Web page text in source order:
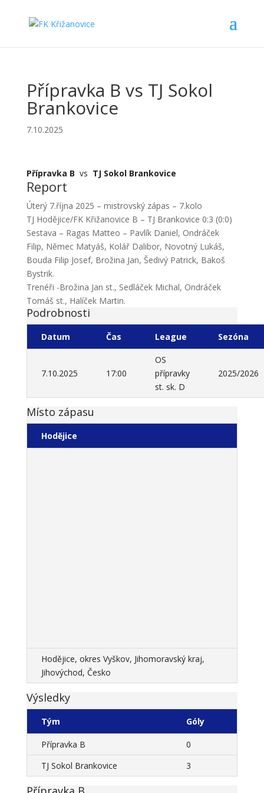
Přípravka B vs TJ Sokol
Brankovice
7.10.2025
Přípravka B vs TJ Sokol Brankovice
Report
Úterý 7.října 2025 – mistrovský zápas – 7.kolo
TJ Hodějice/FK Křižanovice B – TJ Brankovice 0:3 (0:0)
Sestava – Ragas Matteo – Pavlík Daniel, Ondráček
Filip, Němec Matyáš, Kolář Dalibor, Novotný Lukáš,
Bouda Filip Josef, Brožina Jan, Šedivý Patrick, Bakoš
Bystrik.
Trenéři -Brožina Jan st., Sedláček Michal, Ondráček
Tomáš st., Halíček Martin.
Podrobnosti
Datum Čas League Sezóna
7.10.2025 17:00
OS
přípravky
st. sk. D
2025/2026
Místo zápasu
Hodějice
Hodějice, okres Vyškov, Jihomoravský kraj,
Jihovýchod, Česko
Výsledky
Tým Góly
Přípravka B
0
TJ Sokol Brankovice
3